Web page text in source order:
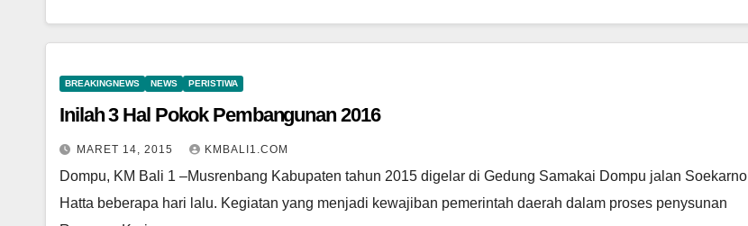
BREAKINGNEWS NEWS PERISTIWA
Inilah 3 Hal Pokok Pembangunan 2016
MARET 14, 2015 KMBALI1.COM
Dompu, KM Bali 1 –Musrenbang Kabupaten tahun 2015 digelar di Gedung Samakai Dompu jalan Soekarno
Hatta beberapa hari lalu. Kegiatan yang menjadi kewajiban pemerintah daerah dalam proses penysunan